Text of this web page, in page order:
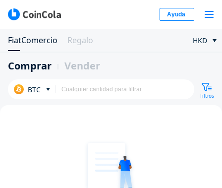
Ayuda
FiatComercio Regalo HKD
Comprar Vender
BTC
Filtros